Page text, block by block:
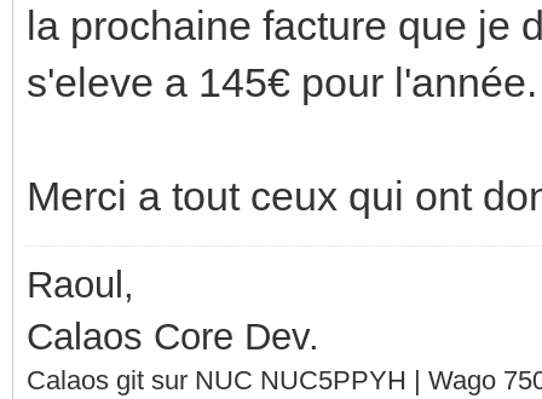
la prochaine facture que je
s'eleve a 145€ pour l'année.
Merci a tout ceux qui ont
Raoul,
Calaos Core Dev.
Calaos git sur NUC NUC5PPYH | Wago